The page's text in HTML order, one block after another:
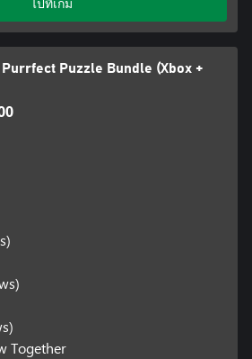
ไปที่เกม
Purrfect Puzzle Bundle (Xbox +
Together